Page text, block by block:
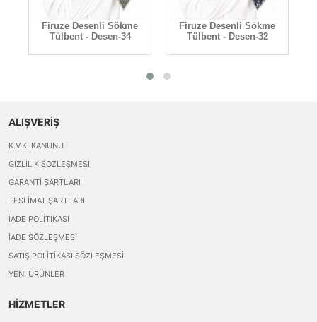
Firuze Desenli Sökme
Tülbent - Desen-34
Firuze Desenli Sökme
Tülbent - Desen-32
ALIŞVERİŞ
K.V.K. KANUNU
GIZLILIK SÖZLEŞMESI
GARANTI ŞARTLARI
TESLIMAT ŞARTLARI
İADE POLITIKASI
İADE SÖZLEŞMESI
SATIŞ POLITIKASI SÖZLEŞMESI
YENI ÜRÜNLER
HİZMETLER